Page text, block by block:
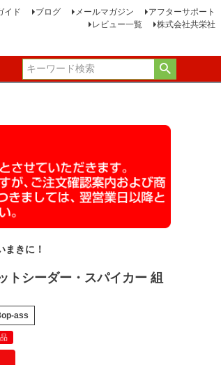
イド ブログ メールマガジン
アフターサポート
レビュー一覧
株式会社共栄社
まきに！
トシーダー・スパイカー 組
ass